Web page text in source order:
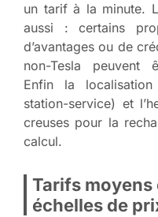
un tarif à la minute.
aussi : certains
d’avantages ou de
non-Tesla peuvent
Enfin la
station-service) et
creuses pour la
calcul.
Tarifs moyens
échelles de